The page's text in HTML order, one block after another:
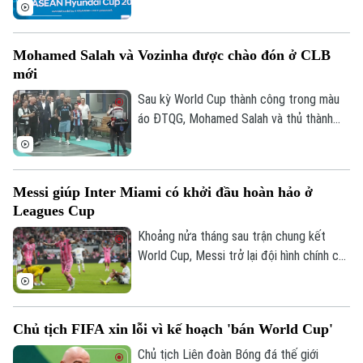
Golf
Tin tức
Điện ảnh
Thời trang
Âm nhạc
Đã phát sóng
trận.
Mohamed Salah và Vozinha được chào đón ở CLB
mới
Sau kỳ World Cup thành công trong màu
áo ĐTQG, Mohamed Salah và thủ thành
Messi giúp Inter Miami có khởi đầu hoàn hảo ở
Leagues Cup
Khoảng nửa tháng sau trận chung kết
World Cup, Messi trở lại đội hình chính của
Luis (Mexico) tỷ số 4-2 vào sáng nay.
Chủ tịch FIFA xin lỗi vì kế hoạch 'bán World Cup'
Chủ tịch Liên đoàn Bóng đá thế giới